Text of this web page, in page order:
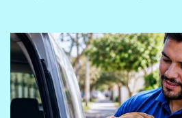
A Polícia Militar informou que um
colisão foi encontrado próximo ao
da Polícia Militar (10º BPM), a equipe
para atender à ocorrência. Material de
chegar ao local, os policiais